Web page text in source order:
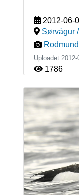
2012-06-
Sørvágur
Uploadet
1786